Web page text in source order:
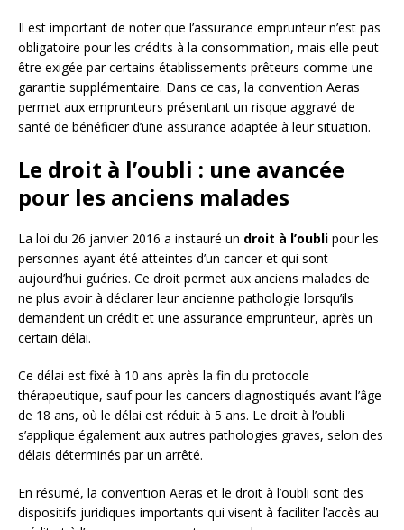
Il est important de noter que l’assurance emprunteur n’est pas
obligatoire pour les crédits à la consommation, mais elle peut
être exigée par certains établissements prêteurs comme une
garantie supplémentaire. Dans ce cas, la convention Aeras
permet aux emprunteurs présentant un risque aggravé de
santé de bénéficier d’une assurance adaptée à leur situation.
Le droit à l’oubli : une avancée
pour les anciens malades
La loi du 26 janvier 2016 a instauré un droit à l’oubli pour les
personnes ayant été atteintes d’un cancer et qui sont
aujourd’hui guéries. Ce droit permet aux anciens malades de
ne plus avoir à déclarer leur ancienne pathologie lorsqu’ils
demandent un crédit et une assurance emprunteur, après un
certain délai.
Ce délai est fixé à 10 ans après la fin du protocole
thérapeutique, sauf pour les cancers diagnostiqués avant l’âge
de 18 ans, où le délai est réduit à 5 ans. Le droit à l’oubli
s’applique également aux autres pathologies graves, selon des
délais déterminés par un arrêté.
En résumé, la convention Aeras et le droit à l’oubli sont des
dispositifs juridiques importants qui visent à faciliter l’accès au